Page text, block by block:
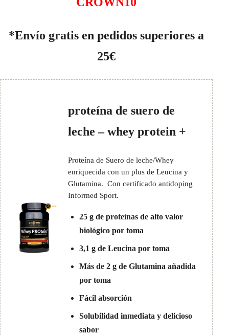
*Envío gratis en pedidos superiores a
25€
proteína de suero de
leche – whey protein +
Proteína de Suero de leche/Whey
enriquecida con un plus de Leucina y
Glutamina. Con certificado antidoping
Informed Sport.
25 g de proteínas de alto valor
biológico por toma
3,1 g de Leucina por toma
Más de 2 g de Glutamina añadida
por toma
Fácil absorción
Solubilidad inmediata y delicioso
sabor